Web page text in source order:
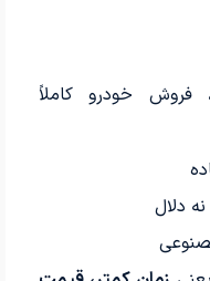
، فروش خودرو کاملاً
دلال